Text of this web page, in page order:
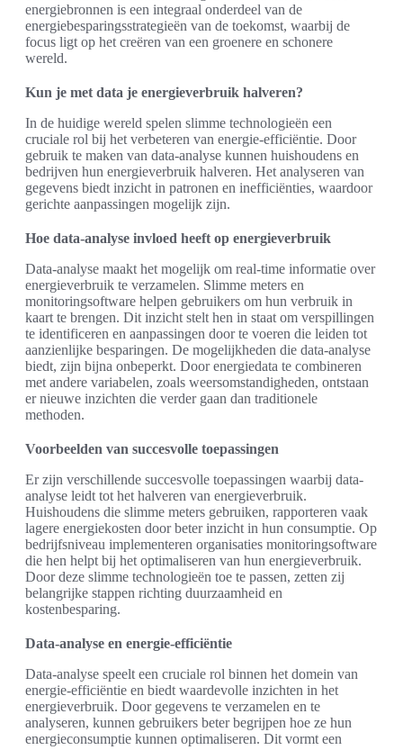
energiebronnen is een integraal onderdeel van de
energiebesparingsstrategieën van de toekomst, waarbij de
focus ligt op het creëren van een groenere en schonere
wereld.
Kun je met data je energieverbruik halveren?
In de huidige wereld spelen slimme technologieën een
cruciale rol bij het verbeteren van energie-efficiëntie. Door
gebruik te maken van data-analyse kunnen huishoudens en
bedrijven hun energieverbruik halveren. Het analyseren van
gegevens biedt inzicht in patronen en inefficiënties, waardoor
gerichte aanpassingen mogelijk zijn.
Hoe data-analyse invloed heeft op energieverbruik
Data-analyse maakt het mogelijk om real-time informatie over
energieverbruik te verzamelen. Slimme meters en
monitoringsoftware helpen gebruikers om hun verbruik in
kaart te brengen. Dit inzicht stelt hen in staat om verspillingen
te identificeren en aanpassingen door te voeren die leiden tot
aanzienlijke besparingen. De mogelijkheden die data-analyse
biedt, zijn bijna onbeperkt. Door energiedata te combineren
met andere variabelen, zoals weersomstandigheden, ontstaan
er nieuwe inzichten die verder gaan dan traditionele
methoden.
Voorbeelden van succesvolle toepassingen
Er zijn verschillende succesvolle toepassingen waarbij data-
analyse leidt tot het halveren van energieverbruik.
Huishoudens die slimme meters gebruiken, rapporteren vaak
lagere energiekosten door beter inzicht in hun consumptie. Op
bedrijfsniveau implementeren organisaties monitoringsoftware
die hen helpt bij het optimaliseren van hun energieverbruik.
Door deze slimme technologieën toe te passen, zetten zij
belangrijke stappen richting duurzaamheid en
kostenbesparing.
Data-analyse en energie-efficiëntie
Data-analyse speelt een cruciale rol binnen het domein van
energie-efficiëntie en biedt waardevolle inzichten in het
energieverbruik. Door gegevens te verzamelen en te
analyseren, kunnen gebruikers beter begrijpen hoe ze hun
energieconsumptie kunnen optimaliseren. Dit vormt een